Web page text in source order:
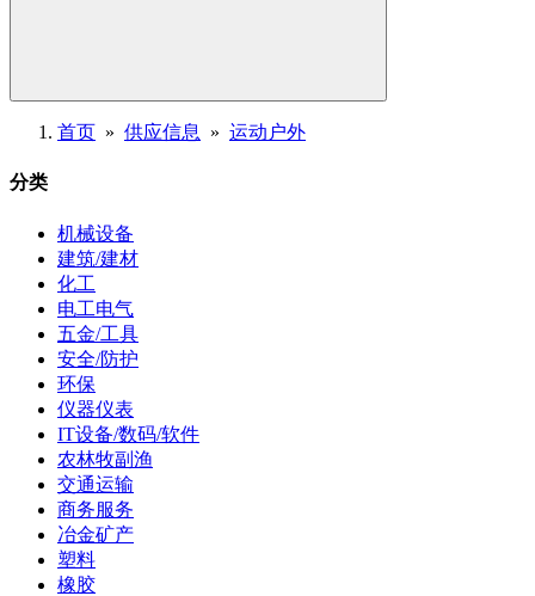
首页 » 供应信息 » 运动户外
分类
机械设备
建筑/建材
化工
电工电气
五金/工具
安全/防护
环保
仪器仪表
IT设备/数码/软件
农林牧副渔
交通运输
商务服务
冶金矿产
塑料
橡胶